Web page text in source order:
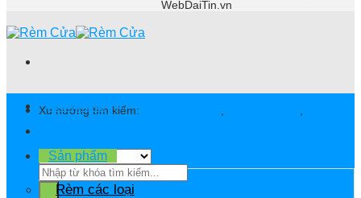
WebDaiTin.vn
Xu hướng tìm kiếm:
Tìm
kiếm:
Trang chủ
Sản phẩm
Rèm các loại